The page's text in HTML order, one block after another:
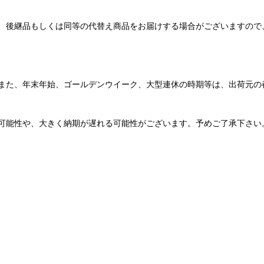
継品もしくは同等の代替え商品をお届けする場合がございますので
、年末年始、ゴールデンウイーク、大型連休の時期等は、出荷元の
性や、大きく納期が遅れる可能性がございます。予めご了承下さい